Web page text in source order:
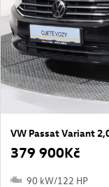
379 900Kč
90 kW/122 HP